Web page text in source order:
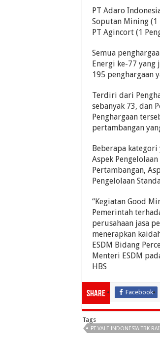
PT Adaro
Soputan Mining (1
PT Agincort (1
Semua
Energi ke-77
195 penghargaan
Terdiri dari
sebanyak 73, dan
Penghargaan
pertambangan
Beberapa
Aspek
Pertambangan,
Pengelolaan
“Kegiatan Good
Pemerintah
perusahaan jasa
menerapkan
ESDM Bidang
Menteri ESDM
HBS
Share Facebook
Tags
PT VALE INDONESIA TBK